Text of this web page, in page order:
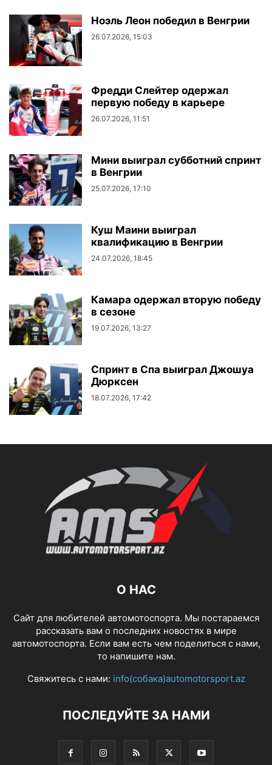
Ноэль Леон победил в Венгрии
26.07.2026, 15:03
Фредди Слейтер одержал
первую победу в карьере
26.07.2026, 11:51
Мини выиграл субботний спринт
в Венгрии
25.07.2026, 17:10
Куш Маини выиграл
квалификацию в Венгрии
24.07.2026, 18:45
Камара одержал вторую победу
в сезоне
19.07.2026, 13:27
Спринт в Спа выиграл Джошуа
Дюрксен
18.07.2026, 17:42
О НАС
Сайт для любителей автомотоспорта. Мы постараемся
рассказать вам о последних новостях в мире
автомотоспорта. Если вам есть чем поделиться с нами,
то напишите нам.
Свяжитесь с нами: info(собака)automotorsport.az
ПОСЛЕДУЙТЕ ЗА НАМИ